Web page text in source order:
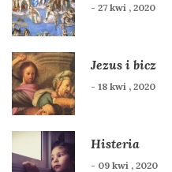
- 27 kwi , 2020
Jezus i bicz
- 18 kwi , 2020
Histeria
- 09 kwi , 2020